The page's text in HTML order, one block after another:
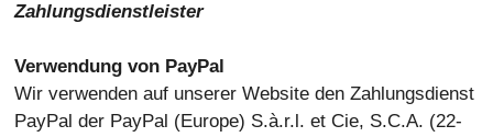
Zahlungsdienstleister
Verwendung von PayPal
Wir verwenden auf unserer Website den Zahlungsdienst
PayPal der PayPal (Europe) S.à.r.l. et Cie, S.C.A. (22-